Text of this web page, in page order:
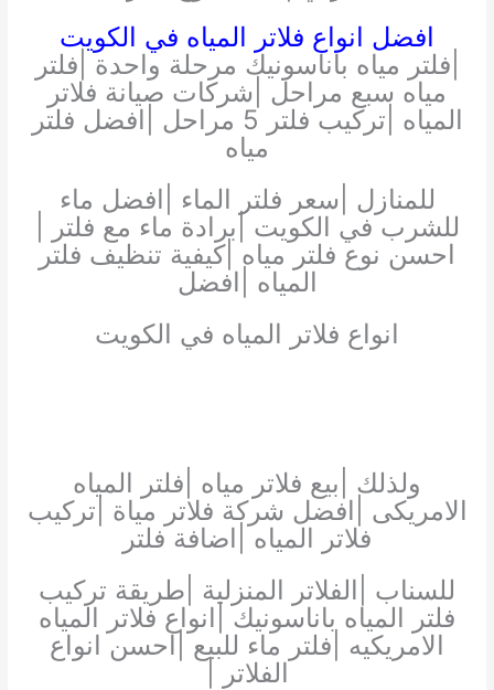
افضل انواع فلاتر المياه في الكويت
|فلتر مياه باناسونيك مرحلة واحدة |فلتر
مياه سبع مراحل |شركات صيانة فلاتر
المياه |تركيب فلتر 5 مراحل |افضل فلتر
مياه
للمنازل |سعر فلتر الماء |افضل ماء
للشرب في الكويت |برادة ماء مع فلتر |
احسن نوع فلتر مياه |كيفية تنظيف فلتر
المياه |افضل
انواع فلاتر المياه في الكويت
ولذلك |بيع فلاتر مياه |فلتر المياه
الامريكى |افضل شركة فلاتر مياة |تركيب
فلاتر المياه |اضافة فلتر
للسناب |الفلاتر المنزلية |طريقة تركيب
فلتر المياه باناسونيك |انواع فلاتر المياه
الامريكيه |فلتر ماء للبيع |احسن انواع
الفلاتر |